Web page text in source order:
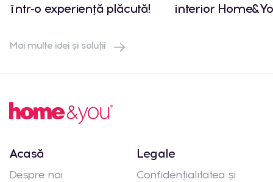
într-o experiență plăcută!
interior
Mai multe idei și soluții
Acasă
Despre noi
Legale
Confidențialitatea și